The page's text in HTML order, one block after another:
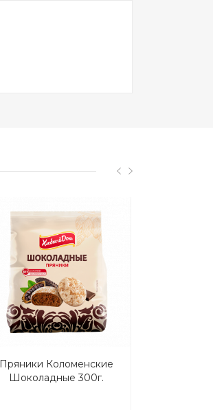
Пряники Коломенские
Шоколадные 300г.